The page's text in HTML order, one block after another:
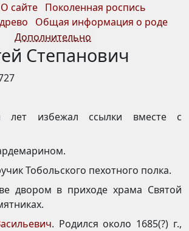
О сайте
Поколенная роспись
Общая информация о роде
Дополнительно
Степанович
лет избежал ссылки вместе с
Тобольского пехотного полка.
двором в приходе храма Святой
. Родился около 1685(?) г.,